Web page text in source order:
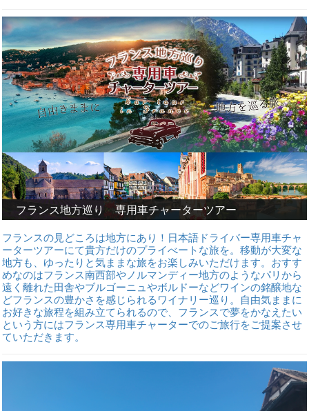
フランス地方巡り 専用車チャーターツアー
フランスの見どころは地方にあり！日本語ドライバー専用車チャ
ーターツアーにて貴方だけのプライべートな旅を。移動が大変な
地方も、ゆったりと気ままな旅をお楽しみいただけます。おすす
めなのはフランス南西部やノルマンディー地方のようなパリから
遠く離れた田舎やブルゴーニュやボルドーなどワインの銘醸地な
どフランスの豊かさを感じられるワイナリー巡り。自由気ままに
お好きな旅程を組み立てられるので、フランスで夢をかなえたい
という方にはフランス専用車チャーターでのご旅行をご提案させ
ていただきます。